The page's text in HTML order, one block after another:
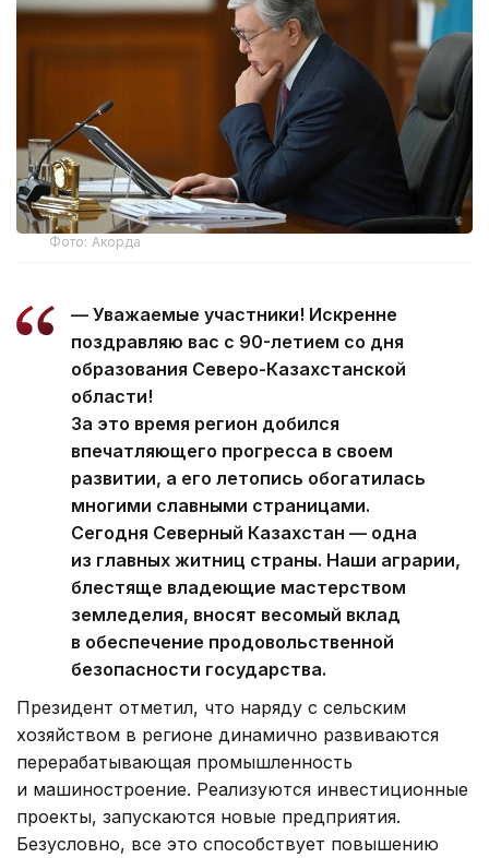
Фото: Акорда
— Уважаемые участники! Искренне
поздравляю вас с 90-летием со дня
образования Северо-Казахстанской
области!
За это время регион добился
впечатляющего прогресса в своем
развитии, а его летопись обогатилась
многими славными страницами.
Сегодня Северный Казахстан — одна
из главных житниц страны. Наши аграрии,
блестяще владеющие мастерством
земледелия, вносят весомый вклад
в обеспечение продовольственной
безопасности государства.
Президент отметил, что наряду с сельским
хозяйством в регионе динамично развиваются
перерабатывающая промышленность
и машиностроение. Реализуются инвестиционные
проекты, запускаются новые предприятия.
Безусловно, все это способствует повышению